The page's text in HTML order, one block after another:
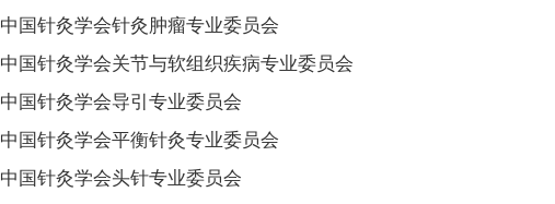
中国针灸学会针灸肿瘤专业委员会
中国针灸学会关节与软组织疾病专业委员会
中国针灸学会导引专业委员会
中国针灸学会平衡针灸专业委员会
中国针灸学会头针专业委员会